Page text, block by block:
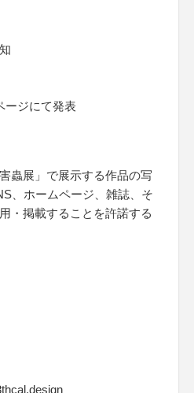
ージにて発表
蟲展」で展示する作品の写
、ホームページ、雑誌、そ
・掲載することを許諾する